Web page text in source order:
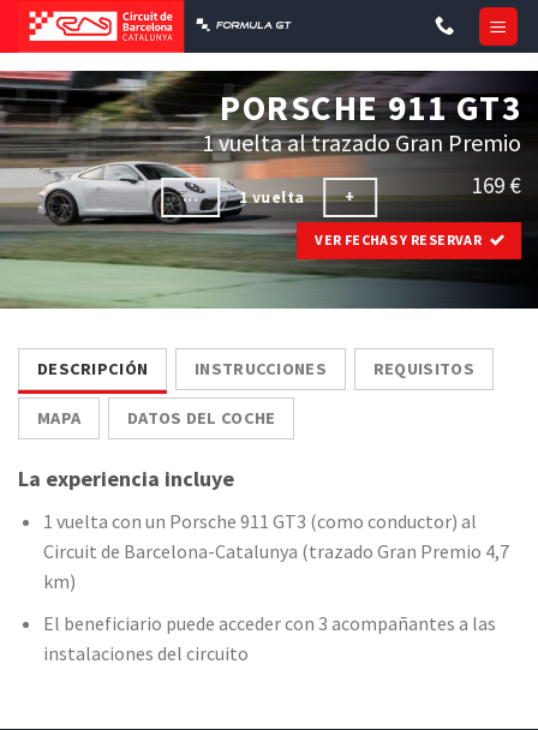
Skip
content
PORSCHE 911 GT3
1 vuelta al trazado Gran Premio
169 €
VER FECHAS Y RESERVAR
... 1 vuelta +
DESCRIPCIÓN INSTRUCCIONES REQUISITOS
MAPA DATOS DEL COCHE
La experiencia incluye
1 vuelta con un Porsche 911 GT3 (como conductor) al
Circuit de Barcelona-Catalunya (trazado Gran Premio 4,7
km)
El beneficiario puede acceder con 3 acompañantes a las
instalaciones del circuito